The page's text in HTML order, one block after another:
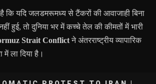
कि यदि जलडमरूमध्य से टैंकरों की आवाजाही बिना
हुई, तो दुनिया भर में कच्चे तेल की कीमतों में भारी
Strait Conflictने अंतरराष्ट्रीय व्यापारिक
में ला दिया है।